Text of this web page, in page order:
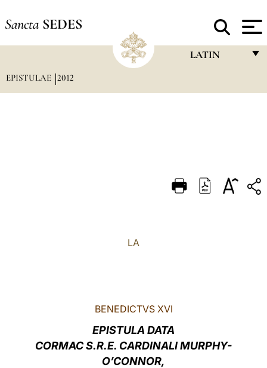
Sancta SEDES
LATIN
DEUTSCH
EPISTULAE 2012
LA
BENEDICTVS XVI
EPISTULA DATA
CORMAC S.R.E. CARDINALI MURPHY-
O’CONNOR,